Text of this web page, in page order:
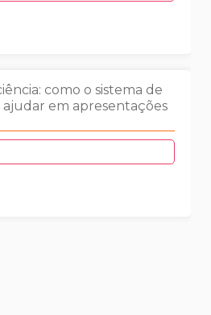
como o sistema de
em apresentações